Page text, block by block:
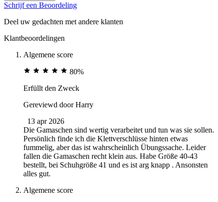
Schrijf een Beoordeling
Deel uw gedachten met andere klanten
Klantbeoordelingen
Algemene score
80%
Erfüllt den Zweck
Gereviewd doorHarry
13 apr 2026
Die Gamaschen sind wertig verarbeitet und tun was sie sollen.
Persönlich finde ich die Klettverschlüsse hinten etwas
fummelig, aber das ist wahrscheinlich Übungssache. Leider
fallen die Gamaschen recht klein aus. Habe Größe 40-43
bestellt, bei Schuhgröße 41 und es ist arg knapp . Ansonsten
alles gut.
Algemene score